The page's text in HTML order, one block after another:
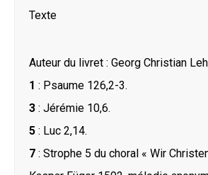
Texte
Auteur du livret : Georg Christian
1 : Psaume 126,2-3.
3 : Jérémie 10,6.
5 : Luc 2,14.
7 : Strophe 5 du choral « Wir